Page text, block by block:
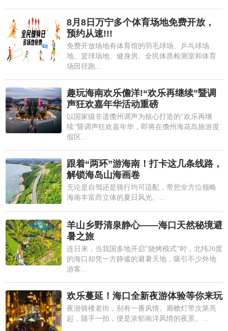
8月8日万宁多个体育场地免费开放，
预约从速!!!
免费开放场地有体育馆的羽毛球场、乒乓球场
地、篮球场地、健身房、全民体质检测室和体育
场田径跑...
趣玩海南欢乐儋洋!“欢乐再继续”暨调
声狂欢嘉年华活动重磅
以国家级非遗儋州调声为核心打造的"欢乐再继
续"暨调声狂欢嘉年华，即将在儋州海花岛旅游度
假区...
跟着“两环”游海南！打卡这几条线路，
解锁海岛山海画卷
无论是自驾还是骑行均可适配，带您全方位领略
海南丰富而立体的夏日风光。...
羊山乡野清泉静心——海口天然秘境避
暑之旅
连日来，当我国多地开启"烧烤模式"时，北纬20度
的海口却凭一方静谧的避暑天地，吸引不少外地
游客...
欢乐蔓延！海口全新夜游体验等你来玩
夜游骑楼老街，别有一番风情。廊檐灯带次第亮
起，随手一拍，便是浓郁南洋风情的夜景。...